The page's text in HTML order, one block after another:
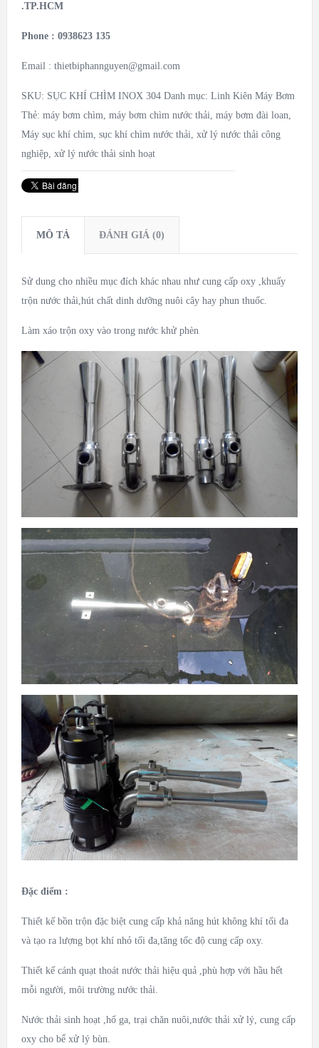
.TP.HCM
Phone : 0938623 135
Email : thietbiphannguyen@gmail.com
SKU: SỤC KHÍ CHÌM INOX 304 Danh mục: Linh Kiên Máy Bơm
Thẻ: máy bơm chìm, máy bơm chìm nước thải, máy bơm đài loan,
Máy sục khí chìm, sục khí chìm nước thải, xử lý nước thải công
nghiệp, xử lý nước thải sinh hoạt
MÔ TẢ ĐÁNH GIÁ (0)
Sử dung cho nhiều mục đích khác nhau như cung cấp oxy ,khuấy
trộn nước thải,hút chất dinh dưỡng nuôi cây hay phun thuốc.
Làm xáo trộn oxy vào trong nước khử phèn
Đặc điểm :
Thiết kế bồn trộn đặc biệt cung cấp khả năng hút không khí tối đa
và tạo ra lượng bọt khí nhỏ tối đa,tăng tốc độ cung cấp oxy.
Thiết kế cánh quạt thoát nước thải hiệu quả ,phù hợp với hầu hết
mỗi người, môi trường nước thải.
Nước thải sinh hoạt ,hố ga, trại chăn nuôi,nước thải xử lý, cung cấp
oxy cho bể xử lý bùn.